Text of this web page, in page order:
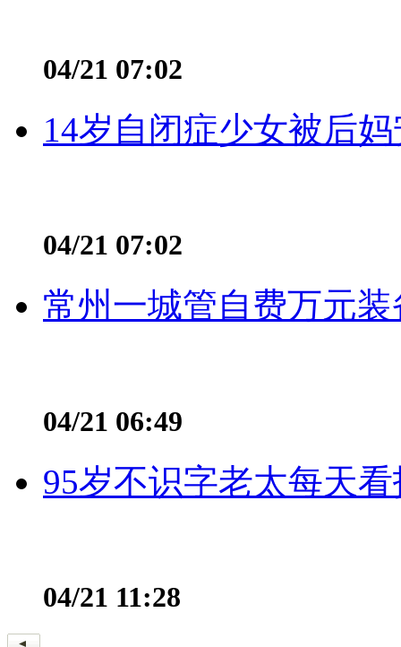
04/21 07:02
14岁自闭症少女被后
04/21 07:02
常州一城管自费万元
04/21 06:49
95岁不识字老太每天
04/21 11:28